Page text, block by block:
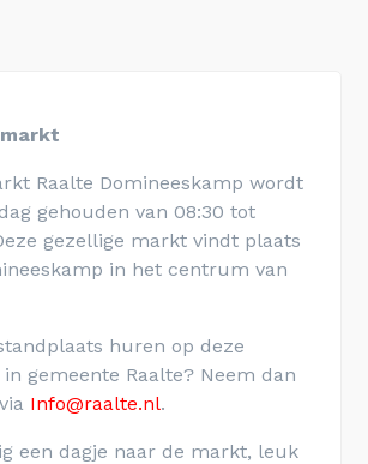
Raalte Domineeskamp wordt
gehouden van 08:30 tot
gezellige markt vindt plaats
in het centrum van
huren op deze
gemeente Raalte? Neem dan
Info@raalte.nl.
een dagje naar de markt, leuk